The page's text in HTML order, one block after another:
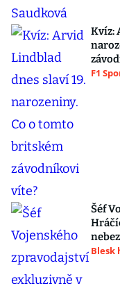
Kvíz:
F1
Šéf
Blesk